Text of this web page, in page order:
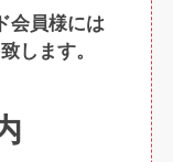
会員様には
します。